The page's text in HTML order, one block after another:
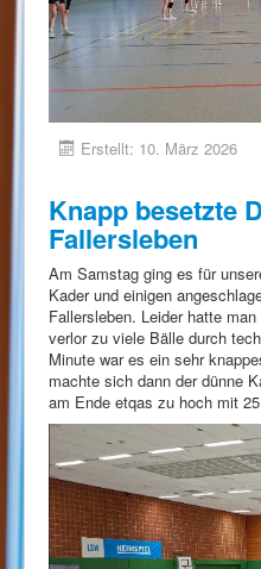
Erstellt: 10. März 2026
Knapp besetzte
Fallersleben
Am Samstag ging es für
Kader und einigen
Fallersleben. Leider hatte
verlor zu viele Bälle durch
Minute war es ein sehr
machte sich dann der dünne
am Ende etqas zu hoch mit